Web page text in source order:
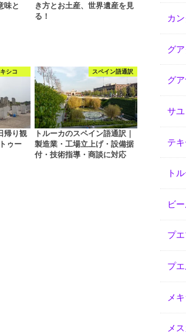
味と
き方とお土産、世界遺産を見
る！
シコ
帰り観
ゥー
スペイン語通訳
トルーカのスペイン語通訳｜
製造業・工場立上げ・設備据
付・技術指導・商談に対応
カ
グ
グ
サユ
テ
ト
ビ
プ
プ
メ
メ